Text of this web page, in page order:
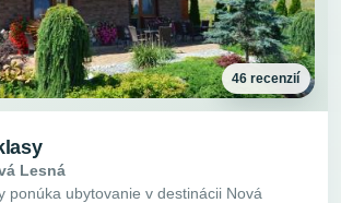
46 recenzií
Lesná
ponúka ubytovanie v destinácii Nová